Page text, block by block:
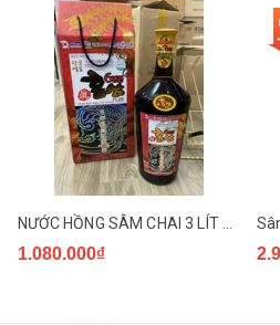
- Dùng cho người ốm yếu, người có
* Hướng dẫn sử dụng:
- Ngày uống 2 lần, mỗi lần 1 gói nhỏ.
- Uống vào buổi sáng, buổi trưa
- Uống sau khi làm việc mệt nhọc
- Không nên sử dụng sản phẩm
1.080.000₫